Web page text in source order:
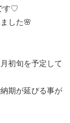
す♡
した🌸
初旬を予定して
期が延びる事が